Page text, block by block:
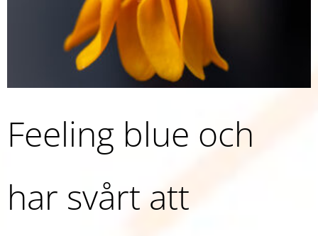
Feeling blue och
har svårt att